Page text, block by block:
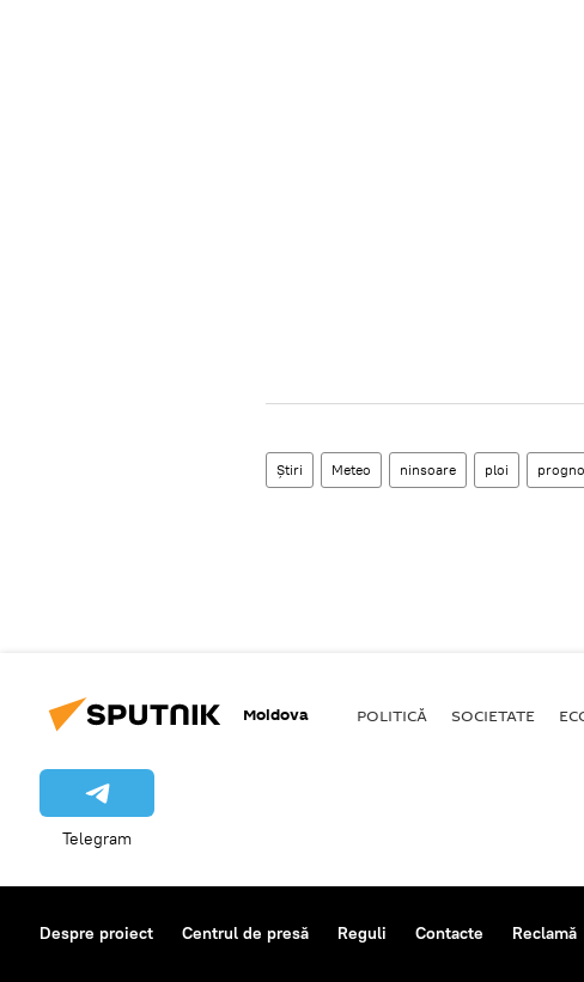
Știri Meteo ninsoare ploi
Moldova POLITICĂ SOCIETATE
Telegram
Despre proiect Centrul de presă Reguli Contacte Reclamă